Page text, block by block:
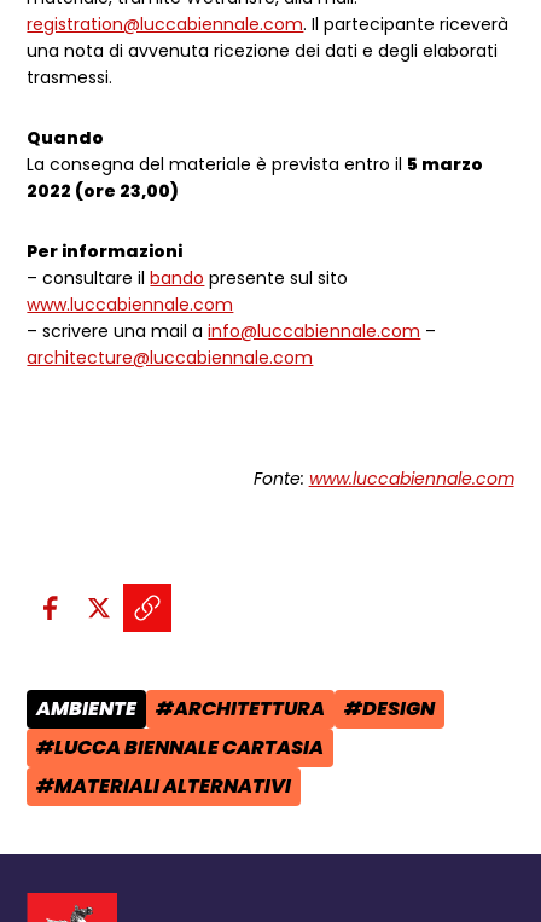
registration@luccabiennale.com. Il partecipante riceverà
una nota di avvenuta ricezione dei dati e degli elaborati
trasmessi.
Quando
La consegna del materiale è prevista entro il 5 marzo
2022 (ore 23,00)
Per informazioni
– consultare ilbando presente sul sito
www.luccabiennale.com
– scrivere una mail ainfo@luccabiennale.com –
architecture@luccabiennale.com
Fonte: www.luccabiennale.com
Condividi sui social:
Condividi su Facebook - apre
Condividi su X - apre una
Copia il link e condividi -
CATEGORIA POST:
AMBIENTE TAG:
#ARCHITETTURA TAG:
#DESIGN
TAG:
#LUCCA BIENNALE CARTASIA
TAG:
#MATERIALI ALTERNATIVI